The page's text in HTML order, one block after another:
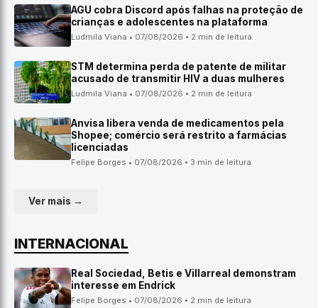
AGU cobra Discord após falhas na proteção de
crianças e adolescentes na plataforma
Ludmila Viana • 07/08/2026 • 2 min de leitura
STM determina perda de patente de militar
acusado de transmitir HIV a duas mulheres
Ludmila Viana • 07/08/2026 • 2 min de leitura
Anvisa libera venda de medicamentos pela
Shopee; comércio será restrito a farmácias
licenciadas
Felipe Borges • 07/08/2026 • 3 min de leitura
Ver mais →
INTERNACIONAL
Real Sociedad, Betis e Villarreal demonstram
interesse em Endrick
Felipe Borges • 07/08/2026 • 2 min de leitura